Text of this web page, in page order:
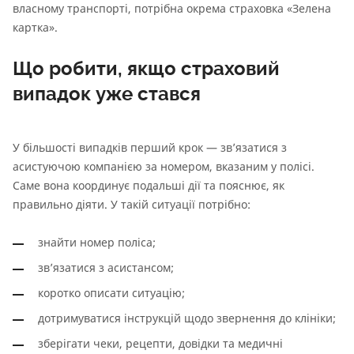
власному транспорті, потрібна окрема страховка «Зелена
картка».
Що робити, якщо страховий
випадок уже стався
У більшості випадків перший крок — зв’язатися з
асистуючою компанією за номером, вказаним у полісі.
Саме вона координує подальші дії та пояснює, як
правильно діяти. У такій ситуації потрібно:
знайти номер поліса;
зв’язатися з асистансом;
коротко описати ситуацію;
дотримуватися інструкцій щодо звернення до клініки;
зберігати чеки, рецепти, довідки та медичні